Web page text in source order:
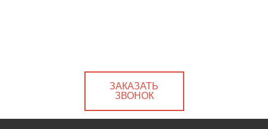
ЗАКАЗАТЬ
ЗВОНОК